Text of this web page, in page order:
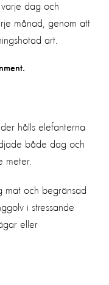
varje dag och
månad, genom att
art.
hålls elefanterna
både dag och
meter.
mat och begränsad
i stressande
eller